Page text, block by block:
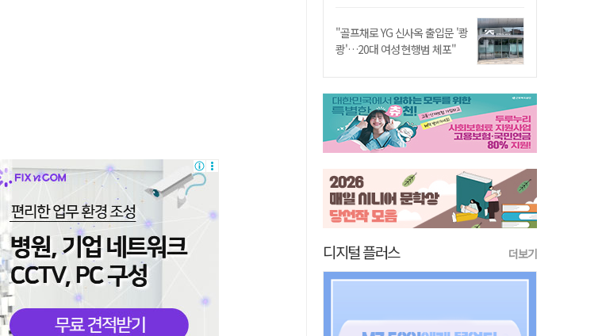
"골프채로 YG 신사옥 출입문 '쾅
쾅'…20대 여성 현행범 체포"
디지털 플러스 더보기